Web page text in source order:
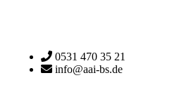
0531 470 35 21
info@aai-bs.de